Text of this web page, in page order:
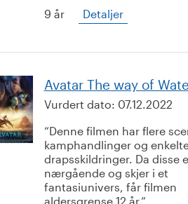
9 år
Detaljer
Avatar The way of
Vurdert dato: 07.12.2022
Denne filmen har flere
kamphandlinger og
drapsskildringer. Da disse
nærgående og skjer i et
fantasiunivers, får filmen
aldersgrense 12 år.